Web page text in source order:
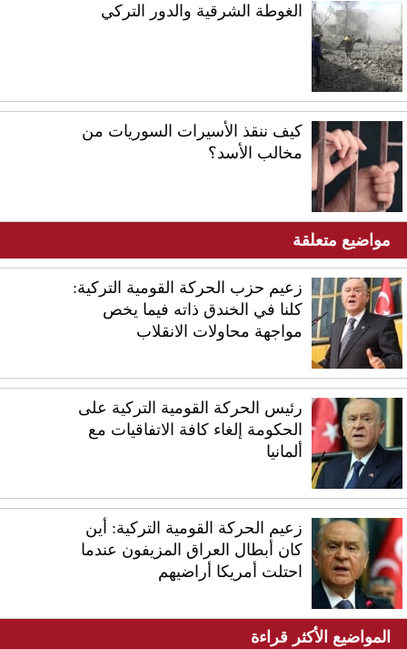
الغوطة الشرقية والدور التركي
كيف ننقذ الأسيرات السوريات من
مخالب الأسد؟
مواضيع متعلقة
زعيم حزب الحركة القومية التركية:
كلنا في الخندق ذاته فيما يخص
مواجهة محاولات الانقلاب
رئيس الحركة القومية التركية على
الحكومة إلغاء كافة الاتفاقيات مع
ألمانيا
زعيم الحركة القومية التركية: أين
كان أبطال العراق المزيفون عندما
احتلت أمريكا أراضيهم
المواضيع الأكثر قراءة